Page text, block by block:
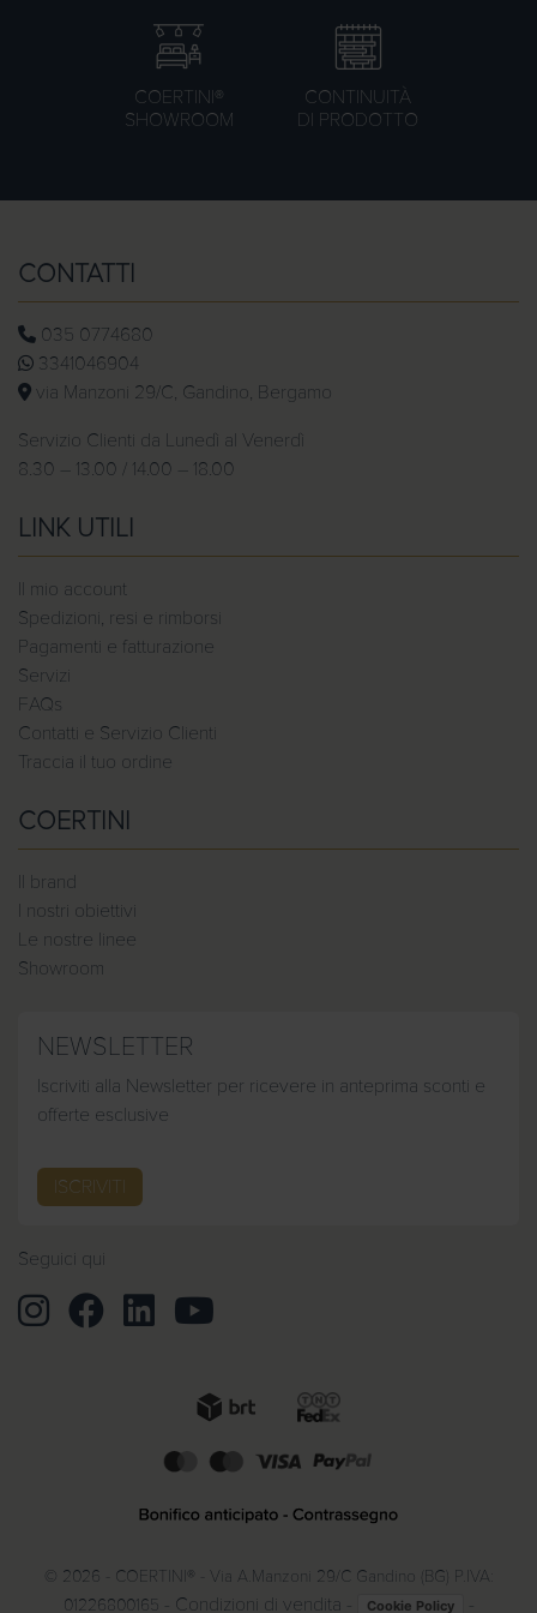
COERTINI®
SHOWROOM
CONTINUITÀ
DI PRODOTTO
CONTATTI
035 0774680
3341046904
via Manzoni 29/C, Gandino, Bergamo
Servizio Clienti da Lunedì al Venerdì
8.30 – 13.00 / 14.00 – 18.00
LINK UTILI
Il mio account
Spedizioni, resi e rimborsi
Pagamenti e fatturazione
Servizi
FAQs
Contatti e Servizio Clienti
Traccia il tuo ordine
COERTINI
Il brand
I nostri obiettivi
Le nostre linee
Showroom
NEWSLETTER
Iscriviti alla Newsletter per ricevere in anteprima sconti e
offerte esclusive
ISCRIVITI
Seguici qui
© 2026 - COERTINI® - Via A.Manzoni 29/C Gandino (BG) P.IVA:
01226800165 - Condizioni di vendita - Cookie Policy -